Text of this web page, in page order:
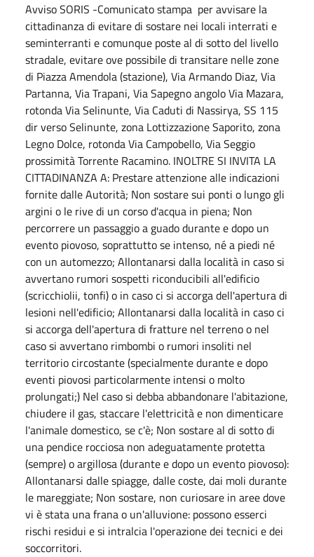
Avviso SORIS -Comunicato stampa per avvisare la
cittadinanza di evitare di sostare nei locali interrati e
seminterranti e comunque poste al di sotto del livello
stradale, evitare ove possibile di transitare nelle zone
di Piazza Amendola (stazione), Via Armando Diaz, Via
Partanna, Via Trapani, Via Sapegno angolo Via Mazara,
rotonda Via Selinunte, Via Caduti di Nassirya, SS 115
dir verso Selinunte, zona Lottizzazione Saporito, zona
Legno Dolce, rotonda Via Campobello, Via Seggio
prossimità Torrente Racamino. INOLTRE SI INVITA LA
CITTADINANZA A: Prestare attenzione alle indicazioni
fornite dalle Autorità; Non sostare sui ponti o lungo gli
argini o le rive di un corso d'acqua in piena; Non
percorrere un passaggio a guado durante e dopo un
evento piovoso, soprattutto se intenso, né a piedi né
con un automezzo; Allontanarsi dalla località in caso si
avvertano rumori sospetti riconducibili all'edificio
(scricchiolii, tonfi) o in caso ci si accorga dell'apertura di
lesioni nell'edificio; Allontanarsi dalla località in caso ci
si accorga dell'apertura di fratture nel terreno o nel
caso si avvertano rimbombi o rumori insoliti nel
territorio circostante (specialmente durante e dopo
eventi piovosi particolarmente intensi o molto
prolungati;) Nel caso si debba abbandonare l'abitazione,
chiudere il gas, staccare l'elettricità e non dimenticare
l'animale domestico, se c'è; Non sostare al di sotto di
una pendice rocciosa non adeguatamente protetta
(sempre) o argillosa (durante e dopo un evento piovoso):
Allontanarsi dalle spiagge, dalle coste, dai moli durante
le mareggiate; Non sostare, non curiosare in aree dove
vi è stata una frana o un'alluvione: possono esserci
rischi residui e si intralcia l'operazione dei tecnici e dei
soccorritori.